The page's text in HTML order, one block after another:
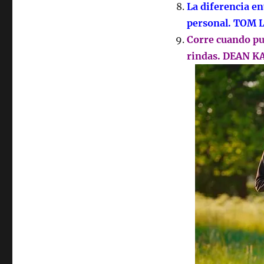
La diferencia
personal. TOM
Corre cuando
rindas. DEAN